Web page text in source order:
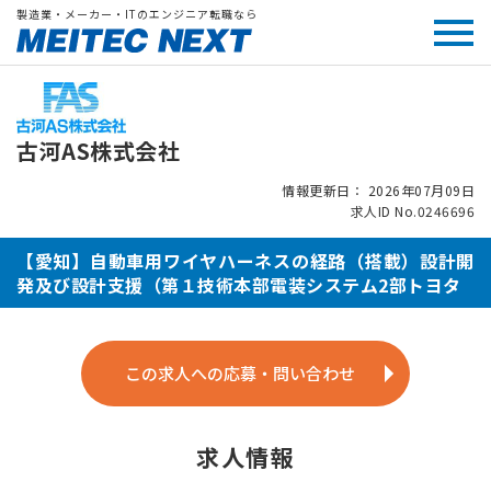
製造業・メーカー・ITのエンジニア転職なら
古河AS株式会社
情報更新日： 2026年07月09日
求人ID No.0246696
【愛知】自動車用ワイヤハーネスの経路（搭載）設計開
発及び設計支援（第１技術本部電装システム2部トヨタ
この求人への応募・問い合わせ
求人情報